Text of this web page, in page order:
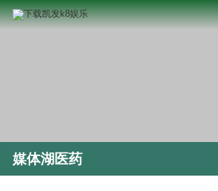
媒体湖医药